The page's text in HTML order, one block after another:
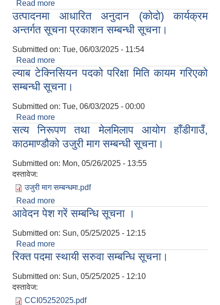
Read more
कार्यक्रम अन्तर्गत सूचना प्रकाशन सम्बन्धी सूचना।
उत्पादनमा आधारित अनुदान (कोदो) कार्यक्रम
अन्तर्गत सूचना प्रकाशन सम्बन्धी सूचना।
Submitted on: Tue, 06/03/2025 - 11:54
Read more
अन्तर्गत सूचना प्रकाशन सम्बन्धी सूचना।
ल्याब टेक्निसियन पदको परिक्षा मिति कायम गरिएको
सम्बन्धी सूचना।
Submitted on: Tue, 06/03/2025 - 00:00
Read more
सम्बन्धी सूचना।
सत्य निरूपण तथा मेलमिलाप आयोग हाँडीगाउँ,
काठमाण्डौको उजुरी माग सम्बन्धी सूचना।
Submitted on: Mon, 05/26/2025 - 13:55
दस्तावेज:
उजुरी माग सम्बन्धमा.pdf
Read more
काठमाण्डौको उजुरी माग सम्बन्धी सूचना।
आवेदन पेश गरें सम्बन्धि सूचना ।
Submitted on: Sun, 05/25/2025 - 12:15
Read more
रिक्त पदमा स्थायी सरुवा सम्बन्धि सूचना।
Submitted on: Sun, 05/25/2025 - 12:10
दस्तावेज:
CCI05252025.pdf